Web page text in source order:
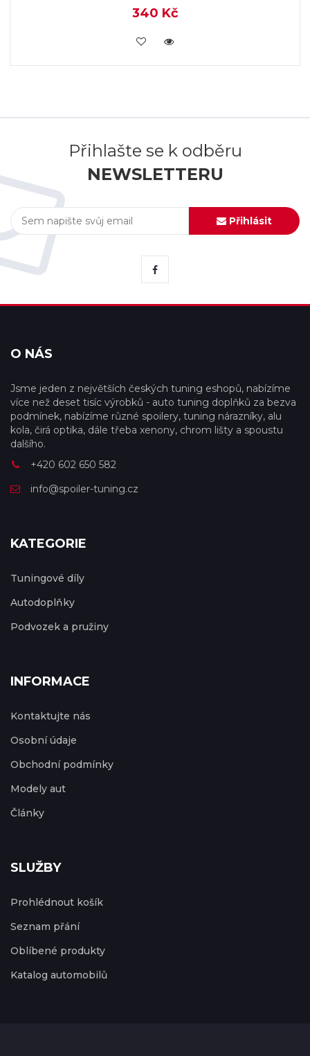
340 Kč
KOUPIT
Přihlašte se k odběru
NEWSLETTERU
Přihlásit
O NÁS
Jsme jeden z největších českých tuning eshopů, nabízíme
více než deset tisíc výrobků - auto tuning doplňků za bezva
podmínek, nabízíme různé spoilery, tuning nárazníky, alu
kola, čirá optika, dále třeba xenony, chrom lišty a spoustu
dalšího.
+420 602 650 582
info@spoiler-tuning.cz
KATEGORIE
Tuningové díly
Autodoplňky
Podvozek a pružiny
INFORMACE
Kontaktujte nás
Osobní údaje
Obchodní podmínky
Modely aut
Články
SLUŽBY
Prohlédnout košík
Seznam přání
Oblíbené produkty
Katalog automobilů